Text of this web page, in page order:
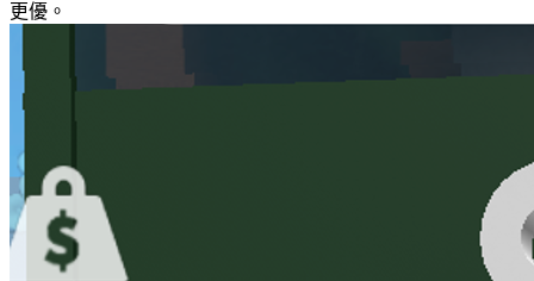
更優。